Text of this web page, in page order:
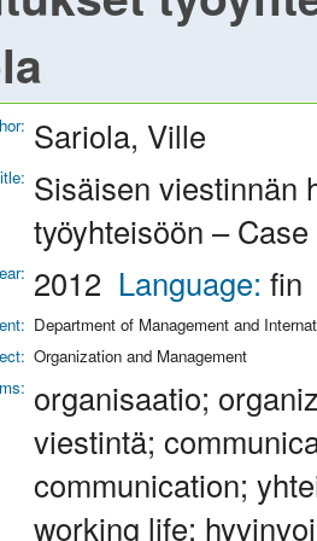
Sariola, Ville
Sisäisen viestinnän
työyhteisöön –
2012 Language: fin
Department of Management and
Organization and Management
organisaatio;
viestintä;
communication;
working life;